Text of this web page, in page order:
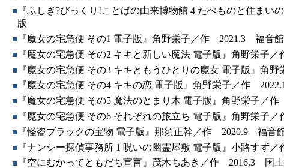
『ふしぎ?びっくり!ことばの由来博物館 4 たべものと住ま
版
『魔女の宅急便 その1 電子版』角野栄子／作 2021.3 福音
『魔女の宅急便 その2 キキと新しい魔法 電子版』角野栄子
『魔女の宅急便 その3 キキともうひとりの魔女 電子版』角
『魔女の宅急便 その4 キキの恋 電子版』角野栄子／作
『魔女の宅急便 その5 魔法のとまり木 電子版』角野栄子／
『魔女の宅急便 その6 それぞれの旅立ち 電子版』角野栄子
『怪盗ブラックの宝物 電子版』那須正幹／作 2020.9 福音
『ナンシー探偵事務所 1 呪いの幽霊屋敷 電子版』小路すず
『空にむかってともだち宣言』茂木ちあき／作 2016.3 国